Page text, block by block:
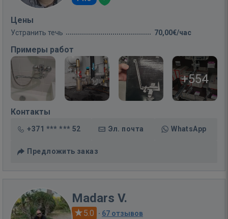
Цены
Устранить течь 70,00€/час
Примеры работ
+554
Контакты
+371 *** *** 52 Эл. почта WhatsApp
Предложить заказ
Madars V.
5.0 · 67 отзывов